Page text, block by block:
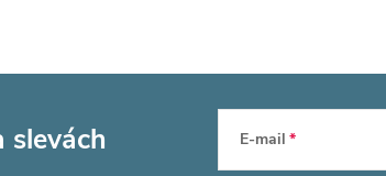
slevách E-mail